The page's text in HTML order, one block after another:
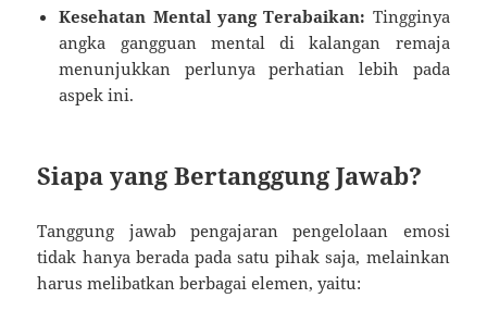
Kesehatan Mental yang Terabaikan: Tingginya
angka gangguan mental di kalangan remaja
menunjukkan perlunya perhatian lebih pada
aspek ini.
Siapa yang Bertanggung Jawab?
Tanggung jawab pengajaran pengelolaan emosi
tidak hanya berada pada satu pihak saja, melainkan
harus melibatkan berbagai elemen, yaitu: